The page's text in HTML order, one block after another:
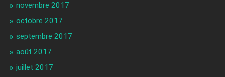
novembre 2017
octobre 2017
septembre 2017
août 2017
juillet 2017